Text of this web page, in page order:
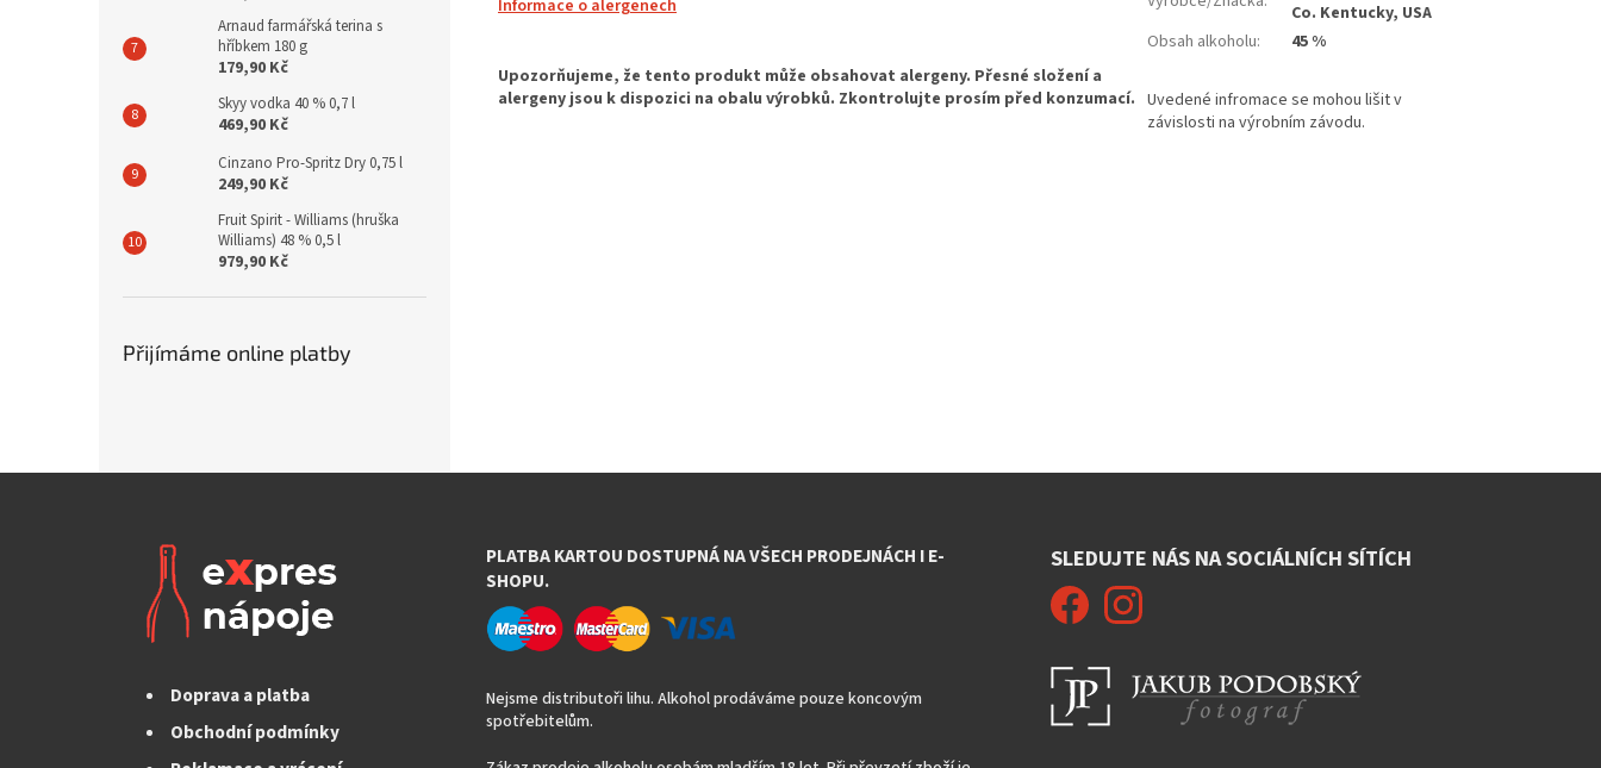
Arnaud farmářská terina s
hříbkem 180 g
179,90 Kč
Skyy vodka 40 % 0,7 l
469,90 Kč
Cinzano Pro-Spritz Dry 0,75 l
249,90 Kč
Fruit Spirit - Williams (hruška
Williams) 48 % 0,5 l
979,90 Kč
Přijímáme online platby
Informace o alergenech
Co. Kentucky, USA
Obsah alkoholu: 45 %
Doprava a platba
Obchodní podmínky
PLATBA KARTOU DOSTUPNÁ NA VŠECH PRODEJNÁCH I E-
SHOPU.
Nejsme distributoři lihu. Alkohol prodáváme pouze koncovým
spotřebitelům.
SLEDUJTE NÁS NA SOCIÁLNÍCH SÍTÍCH